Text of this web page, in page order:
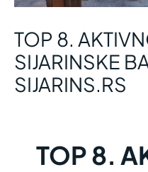
TOP 8.
SIJARINSKE
SIJARINS.RS
TOP 8.